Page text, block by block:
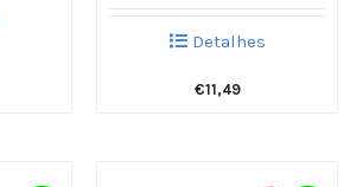
Detalhes
€11,49